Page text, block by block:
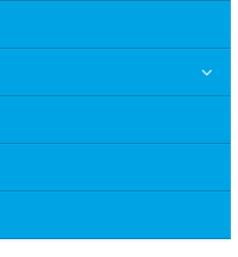
nhãn hiệu hàng hóa
tỉnh năm 2025 (nhắc lần
theo hình thức chỉ định